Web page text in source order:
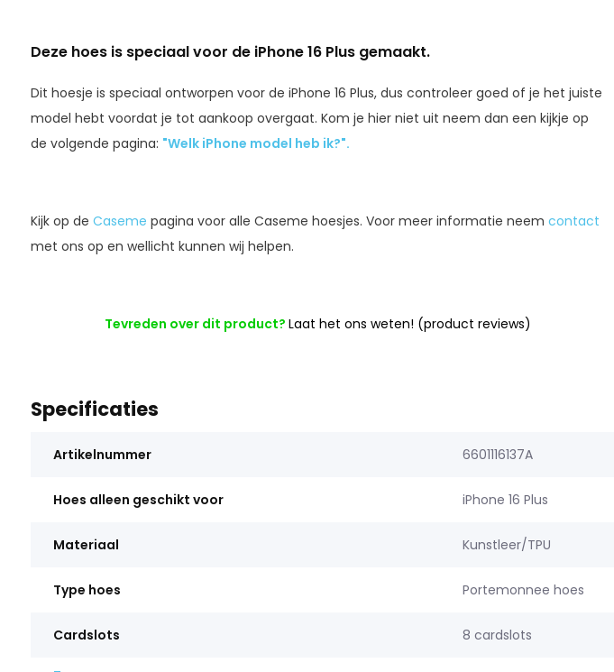
Deze hoes is speciaal voor de iPhone 16 Plus gemaakt.
Dit hoesje is speciaal ontworpen voor de iPhone 16 Plus, dus controleer goed of je het juiste
model hebt voordat je tot aankoop overgaat. Kom je hier niet uit neem dan een kijkje op
de volgende pagina: "Welk iPhone model heb ik?".
Kijk op de Caseme pagina voor alle Caseme hoesjes. Voor meer informatie neem contact
met ons op en wellicht kunnen wij helpen.
Tevreden over dit product?Laat het ons weten! (product reviews)
Specificaties
Artikelnummer 6601116137A
Hoes alleen geschikt voor iPhone 16 Plus
Materiaal Kunstleer/TPU
Type hoes Portemonnee hoes
Cardslots 8 cardslots